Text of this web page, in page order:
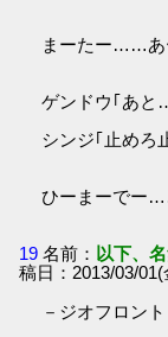
まーたー……あ
ゲンドウ｢あ
シンジ｢止めろ
ひーまーでー
19 名前： 以下、
稿日：2013/03/
－ジオフロン